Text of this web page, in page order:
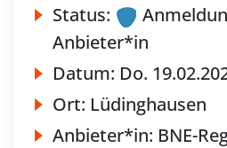
Status:
Anbieter*in
Datum: Do.
Ort: Lüdinghausen
Anbieter*in: BNE-